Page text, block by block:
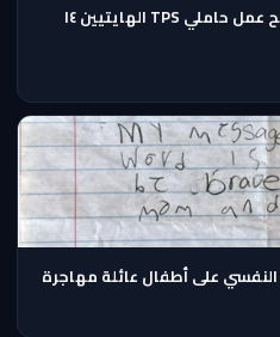
إدارة خدمات الهجرة تمدد تصاريح عمل حاملي TPS الهايتيين ١٤